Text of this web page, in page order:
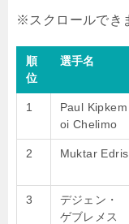
順
位
選手名
1
Paul Kipkem
oi Chelimo
2 Muktar Edris
3
デジェン・
ゲブレメス